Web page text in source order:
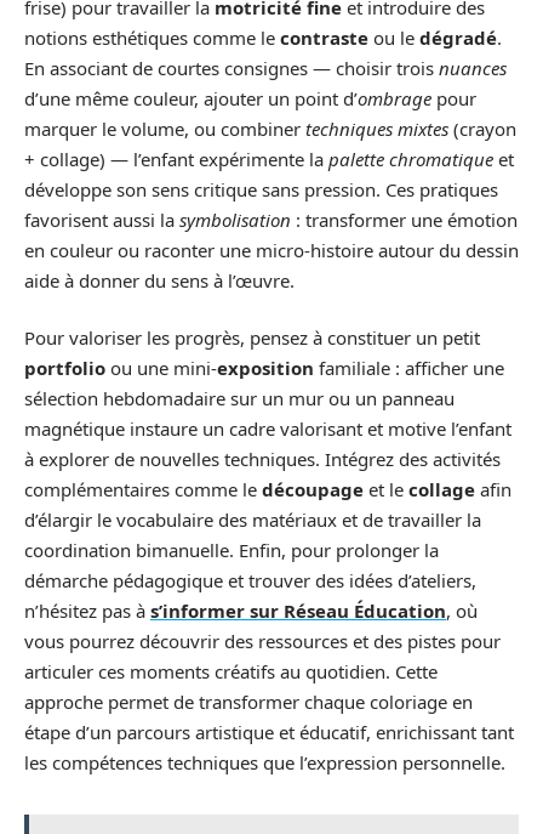
frise) pour travailler la motricité fine et introduire des
notions esthétiques comme le contraste ou le dégradé.
En associant de courtes consignes — choisir trois nuances
d’une même couleur, ajouter un point d’ombrage pour
marquer le volume, ou combiner techniques mixtes (crayon
+ collage) — l’enfant expérimente la palette chromatique et
développe son sens critique sans pression. Ces pratiques
favorisent aussi la symbolisation : transformer une émotion
en couleur ou raconter une micro-histoire autour du dessin
aide à donner du sens à l’œuvre.
Pour valoriser les progrès, pensez à constituer un petit
portfolio ou une mini-exposition familiale : afficher une
sélection hebdomadaire sur un mur ou un panneau
magnétique instaure un cadre valorisant et motive l’enfant
à explorer de nouvelles techniques. Intégrez des activités
complémentaires comme le découpage et le collage afin
d’élargir le vocabulaire des matériaux et de travailler la
coordination bimanuelle. Enfin, pour prolonger la
démarche pédagogique et trouver des idées d’ateliers,
n’hésitez pas à s’informer sur Réseau Éducation, où
vous pourrez découvrir des ressources et des pistes pour
articuler ces moments créatifs au quotidien. Cette
approche permet de transformer chaque coloriage en
étape d’un parcours artistique et éducatif, enrichissant tant
les compétences techniques que l’expression personnelle.